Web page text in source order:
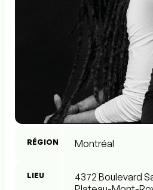
RÉGION Montréal
LIEU
4372 Boulevard